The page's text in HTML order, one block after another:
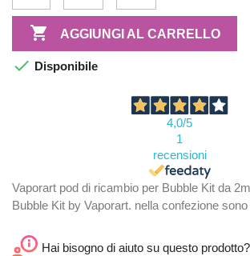
 AGGIUNGI AL CARRELLO
 Disponibile
4,0/5
1
recensioni
Vaporart pod di ricambio per Bubble Kit da
Bubble Kit by Vaporart. nella confezione
Hai bisogno di aiuto su questo prodotto?